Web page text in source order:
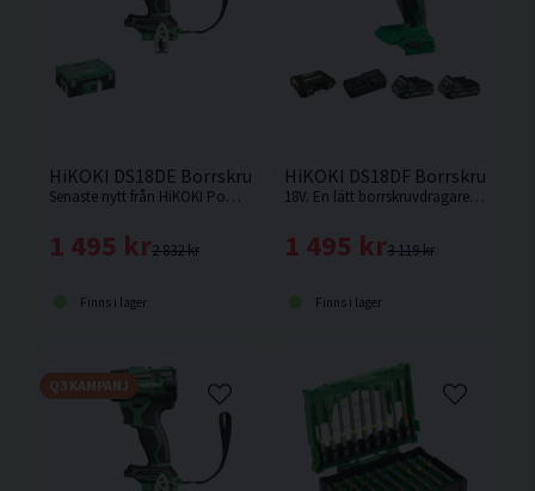
HiKOKI DS18DE Borrskruvdragare 18V HSC
Senaste nytt från HiKOKI Powertools. Borrskruvdragare med kort maskinkropp och enastående balans. Smart säkerhetsfunktion som motverkar "Kick back". Levereras utan batteri och laddare.
2 832 kr
1 495 kr
Finns i lager
HiKOKI DS18DF
18V. En lätt borrskruvdragare med enastående balans och manövrerbarhet från HiKOKI.
3 119 kr
1 495 kr
Finns i lager
Q3 KAMPANJ